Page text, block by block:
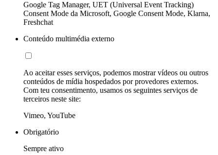
Google Tag Manager, UET (Universal Event Tracking)
Consent Mode da Microsoft, Google Consent Mode, Klarna,
Freshchat
Conteúdo multimédia externo
Ao aceitar esses serviços, podemos mostrar vídeos ou outros
conteúdos de mídia hospedados por provedores externos.
Com teu consentimento, usamos os seguintes serviços de
terceiros neste site:
Vimeo, YouTube
Obrigatório
Sempre ativo